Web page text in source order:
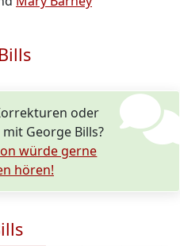
oder
George Bills?
würde gerne
hören!